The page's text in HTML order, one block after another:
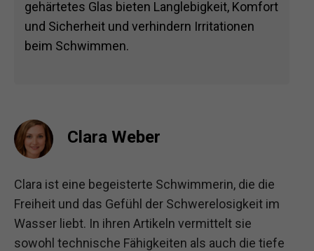
gehärtetes Glas bieten Langlebigkeit, Komfort
und Sicherheit und verhindern Irritationen
beim Schwimmen.
Clara Weber
Clara ist eine begeisterte Schwimmerin, die die
Freiheit und das Gefühl der Schwerelosigkeit im
Wasser liebt. In ihren Artikeln vermittelt sie
sowohl technische Fähigkeiten als auch die tiefe